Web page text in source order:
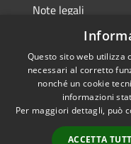
Note legali
Dichiarazione di
RSS
Accessibilità
Questo sito web utilizza
necessari al corretto
nonché un cookie
informazioni
Per maggiori dettagli, può
ACCETTA